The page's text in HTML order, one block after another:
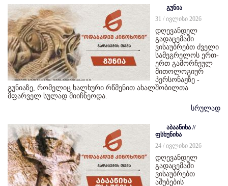
გუნია
31 / ივლისი 2026
დღევანდელ
გადაცემაში
ვისაუბრებთ ძველი
სამეგრელოს ერთ-
ერთ გამორჩეულ
მითოლოგიურ
პერსონაჟზე -
გუნიაზე, რომელიც ხალხური რწმენით ახალშობილთა
მფარველ სულად მიიჩნეოდა.
სრულად
აბაანიხა //
ფსხუნიხა
24 / ივლისი 2026
დღევანდელ
გადაცემაში
ვისაუბრებთ
აშუბების